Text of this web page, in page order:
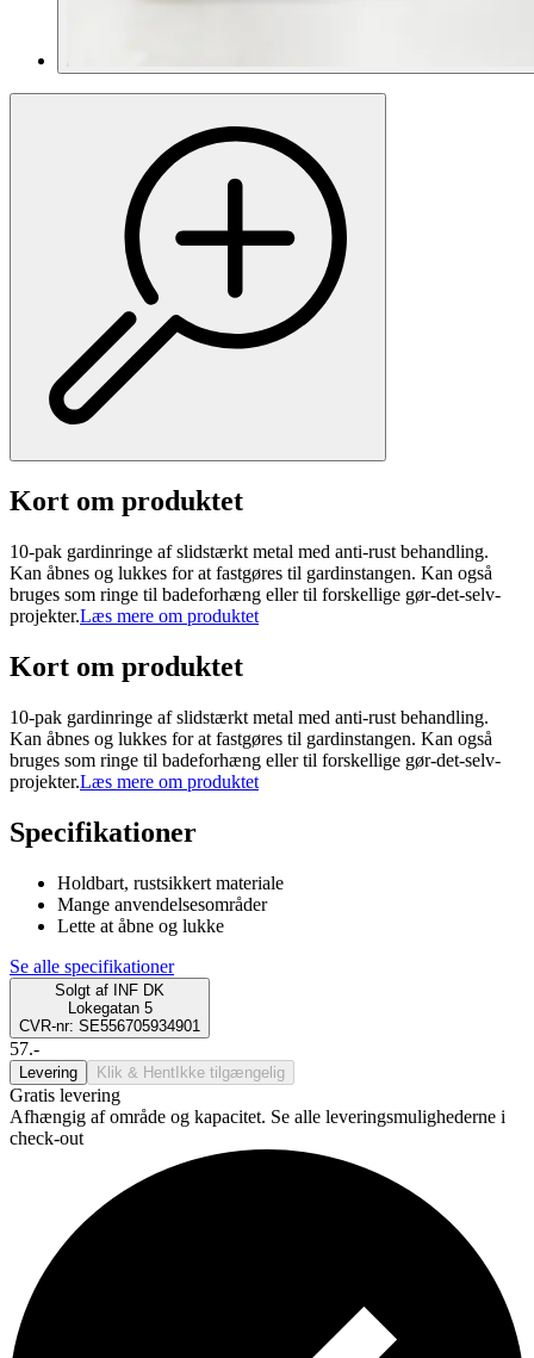
Kort om produktet
10-pak gardinringe af slidstærkt metal med anti-rust behandling.
Kan åbnes og lukkes for at fastgøres til gardinstangen. Kan også
bruges som ringe til badeforhæng eller til forskellige gør-det-selv-
projekter.Læs mere om produktet
Kort om produktet
10-pak gardinringe af slidstærkt metal med anti-rust behandling.
Kan åbnes og lukkes for at fastgøres til gardinstangen. Kan også
bruges som ringe til badeforhæng eller til forskellige gør-det-selv-
projekter.Læs mere om produktet
Specifikationer
Holdbart, rustsikkert materiale
Mange anvendelsesområder
Lette at åbne og lukke
Se alle specifikationer
Solgt af
INF DK
Lokegatan 5
CVR-nr: SE556705934901
57.-
Levering Klik & Hent Ikke tilgængelig
Gratis levering
Afhængig af område og kapacitet. Se alle leveringsmulighederne i
check-out